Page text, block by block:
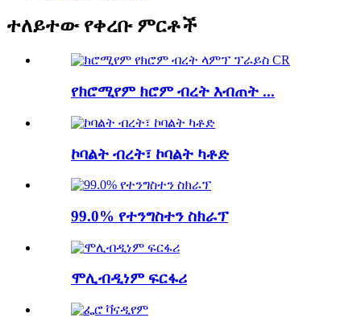
ተለይተው የቀረቡ ምርቶች
የክሮሚየም ክሮም ብረት እብጠት ...
ኮባልት ብረት፣ ኮባልት ካቶድ
99.0% የተንግስተን ስክራፕ
ሞሊብዲነም ፍርፋሪ